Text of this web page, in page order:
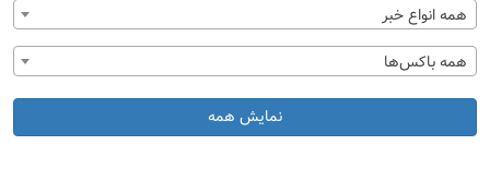
همه انواع خبر
همه باکس‌ها
نمایش همه